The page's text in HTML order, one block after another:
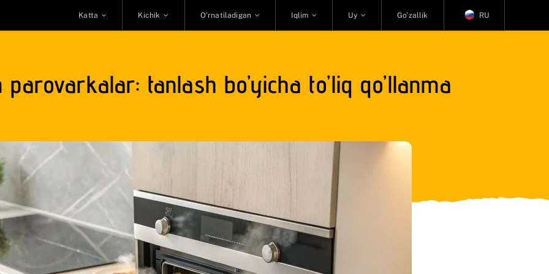
Katta Kichik O’rnatiladigan Iqlim Uy Go’zallik RU
tanlash bo’yicha to’liq qo’llanma